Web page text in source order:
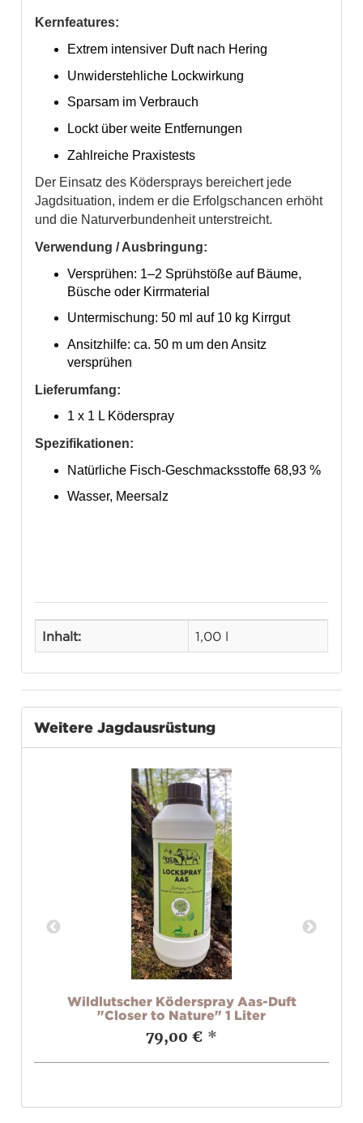
Kernfeatures:
Extrem intensiver Duft nach Hering
Unwiderstehliche Lockwirkung
Sparsam im Verbrauch
Lockt über weite Entfernungen
Zahlreiche Praxistests
Der Einsatz des Ködersprays bereichert jede
Jagdsituation, indem er die Erfolgschancen erhöht
und die Naturverbundenheit unterstreicht.
Verwendung / Ausbringung:
Versprühen: 1–2 Sprühstöße auf Bäume,
Büsche oder Kirrmaterial
Untermischung: 50 ml auf 10 kg Kirrgut
Ansitzhilfe: ca. 50 m um den Ansitz
versprühen
Lieferumfang:
1 x 1 L Köderspray
Spezifikationen:
Natürliche Fisch-Geschmacksstoffe 68,93 %
Wasser, Meersalz
Inhalt: 1,00 l
Weitere Jagdausrüstung
Wildlutscher Köderspray Aas-Duft
"Closer to Nature" 1 Liter
79,00 € *